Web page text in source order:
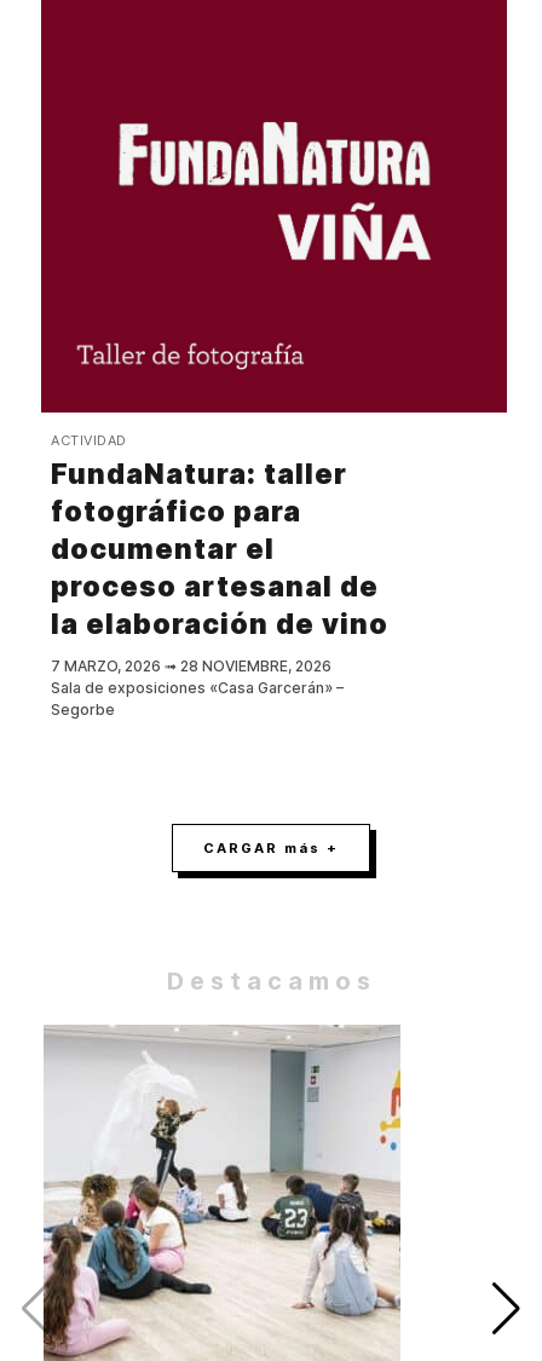
ACTIVIDAD
FundaNatura: taller
fotográfico para
documentar el
proceso artesanal de
la elaboración de vino
7 MARZO, 2026 ➟ 28 NOVIEMBRE, 2026
Sala de exposiciones «Casa Garcerán» –
Segorbe
CARGAR más +
Destacamos